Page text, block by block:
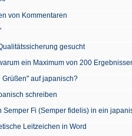
von Kommentaren
gesucht
ein Maximum von 200
Grüßen" auf japanisch?
schreiben
Semper Fi (Semper fidelis) in ein
Leitzeichen in Word